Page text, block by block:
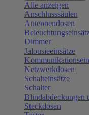
Alle anzeigen
Anschlusssäulen
Antennendosen
Dimmer
Jalousieeinsätze
Netzwerkdosen
Schalteinsätze
Schalter
Blindabdeckungen
Steckdosen